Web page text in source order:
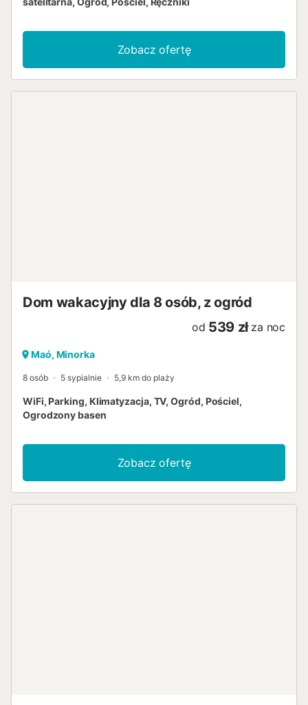
Zobacz ofertę
Dom wakacyjny dla 8 osób, z ogród
od 539 zł za noc
Maó, Minorka
8 osób 5 sypialnie 5,9 km do plaży
WiFi, Parking, Klimatyzacja, TV, Ogród, Pościel,
Ogrodzony basen
Zobacz ofertę